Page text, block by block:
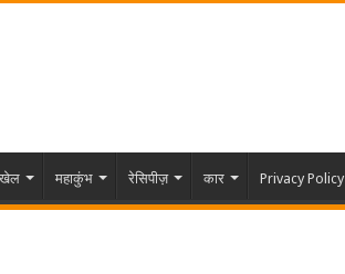
खेल महाकुंभ रेसिपीज़ कार Privacy Policy